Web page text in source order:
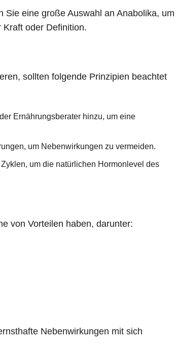
Sie eine große Auswahl an Anabolika, um
oder Definition.
sollten folgende Prinzipien beachtet
Ernährungsberater hinzu, um eine
um Nebenwirkungen zu vermeiden.
um die natürlichen Hormonlevel des
von Vorteilen haben, darunter:
Nebenwirkungen mit sich